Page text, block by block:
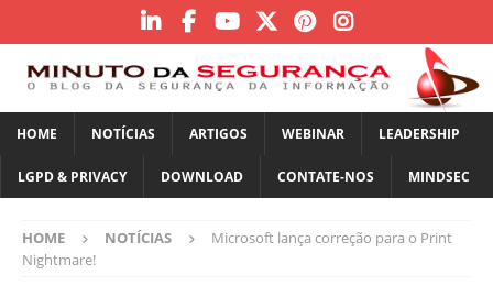
HOME NOTÍCIAS ARTIGOS WEBINAR LEADERSHIP
LGPD & PRIVACY DOWNLOAD CONTATE-NOS MINDSEC
HOME NOTÍCIAS
Microsoft lança correção para o Print
Nightmare!